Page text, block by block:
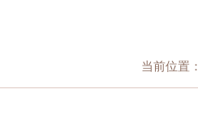
当前位置：